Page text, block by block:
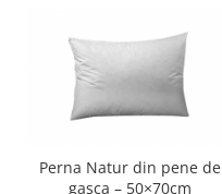
Perna Natur din pene de
gasca – 50×70cm